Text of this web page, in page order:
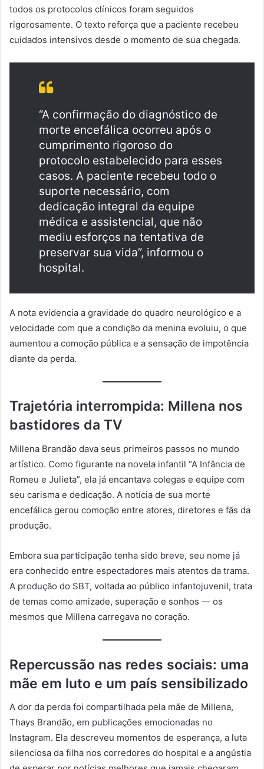
todos os protocolos clínicos foram seguidos
rigorosamente. O texto reforça que a paciente recebeu
cuidados intensivos desde o momento de sua chegada.
“A confirmação do diagnóstico de
morte encefálica ocorreu após o
cumprimento rigoroso do
protocolo estabelecido para esses
casos. A paciente recebeu todo o
suporte necessário, com
dedicação integral da equipe
médica e assistencial, que não
mediu esforços na tentativa de
preservar sua vida”, informou o
hospital.
A nota evidencia a gravidade do quadro neurológico e a
velocidade com que a condição da menina evoluiu, o que
aumentou a comoção pública e a sensação de impotência
diante da perda.
Trajetória interrompida: Millena nos
bastidores da TV
Millena Brandão dava seus primeiros passos no mundo
artístico. Como figurante na novela infantil “A Infância de
Romeu e Julieta”, ela já encantava colegas e equipe com
seu carisma e dedicação. A notícia de sua morte
encefálica gerou comoção entre atores, diretores e fãs da
produção.
Embora sua participação tenha sido breve, seu nome já
era conhecido entre espectadores mais atentos da trama.
A produção do SBT, voltada ao público infantojuvenil, trata
de temas como amizade, superação e sonhos — os
mesmos que Millena carregava no coração.
Repercussão nas redes sociais: uma
mãe em luto e um país sensibilizado
A dor da perda foi compartilhada pela mãe de Millena,
Thays Brandão, em publicações emocionadas no
Instagram. Ela descreveu momentos de esperança, a luta
silenciosa da filha nos corredores do hospital e a angústia